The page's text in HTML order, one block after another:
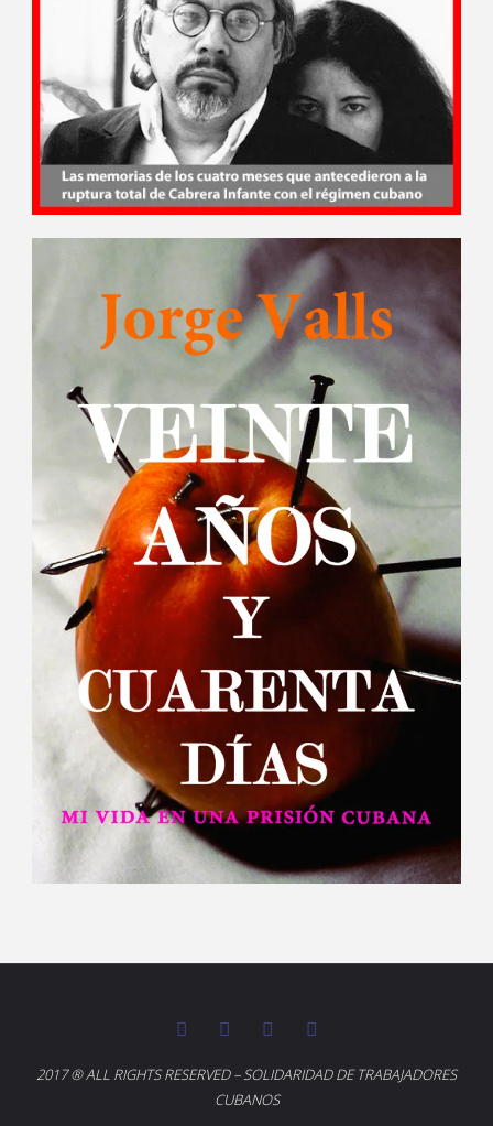
2017 ® ALL RIGHTS RESERVED – SOLIDARIDAD DE TRABAJADORES
CUBANOS